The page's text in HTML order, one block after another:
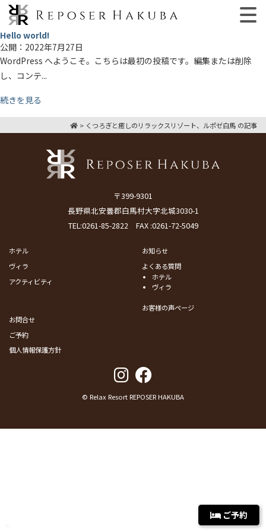
Hello world!
公開： 2022年7月27日
WordPress へようこそ。こちらは最初の投稿です。編集または削除
し、コンテ...
続きを見る
> くつろぎと癒しのリラックスリゾート、ルポゼ白馬 の記事
〒399-9301
長野県北安曇郡白馬村大字北城3030-1
TEL:0261-85-2822FAX :0261-72-5049
ホテル
ヴィラ
アクティビティ
お知らせ
よくある質問
ホテル
ヴィラ
お客様の声ページ
お問合せ
ご予約
個人情報保護方針
© Relax Resort REPOSER HAKUBA
ご予約